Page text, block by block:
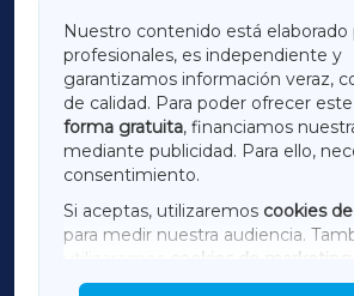
Nuestro contenido está elaborado
profesionales, es independiente y
garantizamos información veraz,
de calidad. Para poder ofrecer
forma gratuita, financiamos
mediante publicidad. Para ello,
consentimiento.
Si aceptas, utilizaremos cookies
para medir nuestra audiencia.
utilizaremos
cookies de marketing
mostrar publicidad de terceros.
LUGOXA
TERRACHAXA
AMARIÑAXA